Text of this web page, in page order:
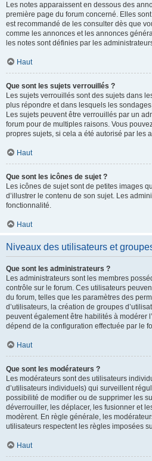
Les notes apparaissent en dessous des
première page du forum concerné. Elles
est recommandé de les consulter dès que
comme les annonces et les annonces
les notes sont définies par les
Haut
Que sont les sujets verrouillés ?
Les sujets verrouillés sont des sujets dans
plus répondre et dans lesquels les
Les sujets peuvent être verrouillés par un
forum pour de multiples raisons. Vous
propres sujets, si cela a été autorisé par les
Haut
Que sont les icônes de sujet ?
Les icônes de sujet sont de petites images
d’illustrer le contenu de son sujet. Les
fonctionnalité.
Haut
Niveaux des utilisateurs et
Que sont les administrateurs ?
Les administrateurs sont les membres
contrôle sur le forum. Ces utilisateurs
du forum, telles que les paramètres des
d’utilisateurs, la création de groupes
peuvent également être habilités à modérer
dépend de la configuration effectuée par le
Haut
Que sont les modérateurs ?
Les modérateurs sont des utilisateurs
d’utilisateurs individuels) qui surveillent
possibilité de modifier ou de supprimer les
déverrouiller, les déplacer, les fusionner et
modèrent. En règle générale, les
utilisateurs respectent les règles imposées
Haut